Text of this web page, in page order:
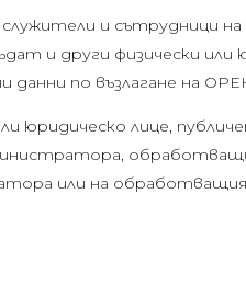
служители и
и други физически или
данни по възлагане на
юридическо лице,
или на обработващия